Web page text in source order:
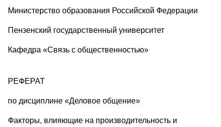
Министерство образования Российской Федерации
Пензенский государственный университет
Кафедра «Связь с общественностью»
РЕФЕРАТ
по дисциплине «Деловое общение»
Факторы, влияющие на производительность и